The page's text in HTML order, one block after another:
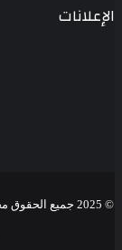
الإعلانات
© 2025 جميع الحقوق محفوظة. تم تطوير موقع بوابة مصر الإخبارية من قبل